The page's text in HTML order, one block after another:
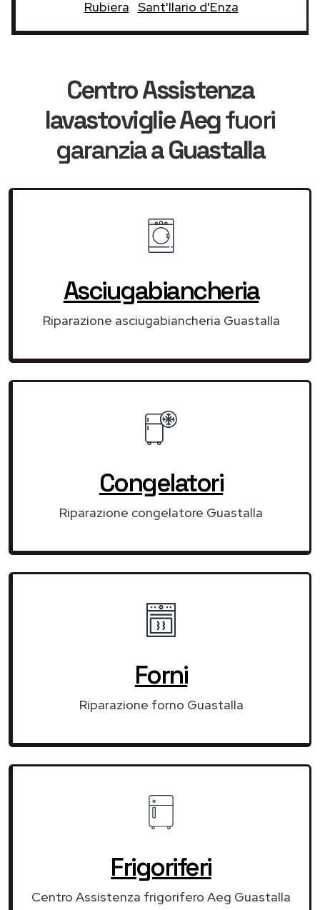
Rubiera Sant'Ilario d'Enza
Centro Assistenza
lavastoviglie Aegfuori
garanziaa Guastalla
Asciugabiancheria
Riparazione asciugabiancheria Guastalla
Congelatori
Riparazione congelatore Guastalla
Forni
Riparazione forno Guastalla
Frigoriferi
Centro Assistenza frigorifero Aeg Guastalla